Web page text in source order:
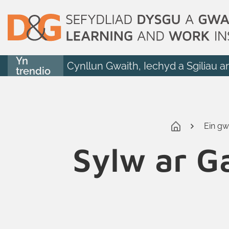
Yn
trendio
Cynllun Gwaith, Iechyd a Sgiliau
Ein
Sylw ar